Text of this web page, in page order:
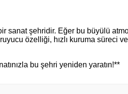
sanat şehridir. Eğer bu büyülü
özelliği, hızlı kuruma
bu şehri yeniden yaratın!**